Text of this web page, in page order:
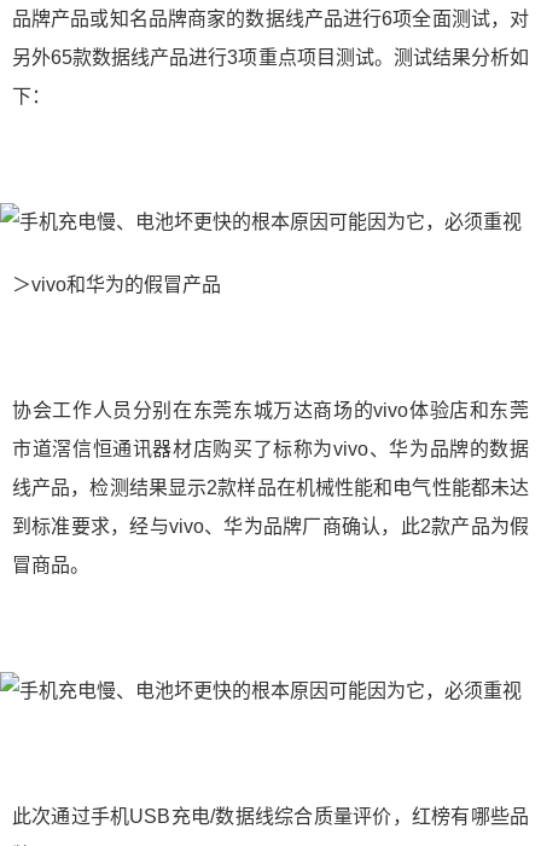
品牌产品或知名品牌商家的数据线产品进行6项全面测试，对
另外65款数据线产品进行3项重点项目测试。测试结果分析如
下：
＞vivo和华为的假冒产品
协会工作人员分别在东莞东城万达商场的vivo体验店和东莞
市道滘信恒通讯器材店购买了标称为vivo、华为品牌的数据
线产品，检测结果显示2款样品在机械性能和电气性能都未达
到标准要求，经与vivo、华为品牌厂商确认，此2款产品为假
冒商品。
此次通过手机USB充电/数据线综合质量评价，红榜有哪些品